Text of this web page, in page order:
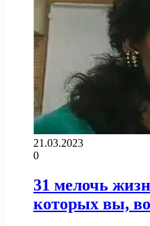
21.03.2023
0
31 мелочь
которых вы,